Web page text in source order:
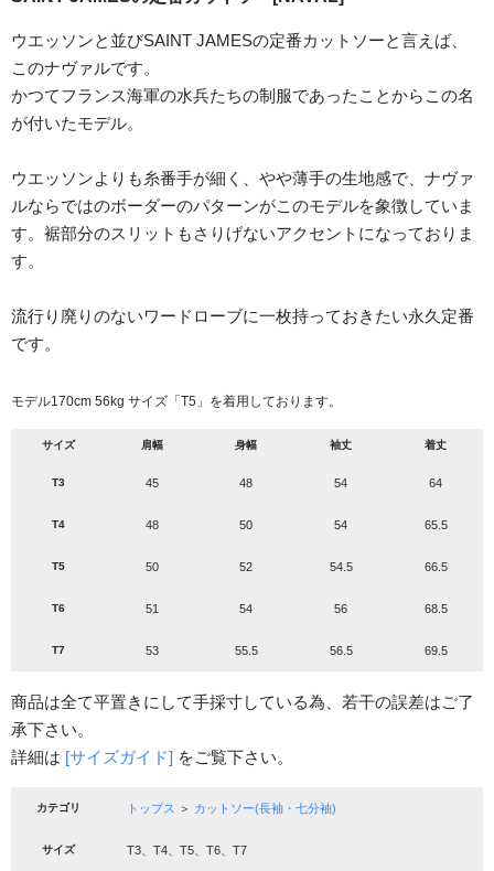
ウエッソンと並びSAINT JAMESの定番カットソーと言えば、
このナヴァルです。
かつてフランス海軍の水兵たちの制服であったことからこの名
が付いたモデル。
ウエッソンよりも糸番手が細く、やや薄手の生地感で、ナヴァ
ルならではのボーダーのパターンがこのモデルを象徴していま
す。裾部分のスリットもさりげないアクセントになっておりま
す。
流行り廃りのないワードローブに一枚持っておきたい永久定番
です。
モデル170cm 56kg サイズ「T5」を着用しております。
サイズ 肩幅 身幅 袖丈 着丈
T3 45 48 54 64
T4 48 50 54 65.5
T5 50 52 54.5 66.5
T6 51 54 56 68.5
T7 53 55.5 56.5 69.5
商品は全て平置きにして手採寸している為、若干の誤差はご了
承下さい。
詳細は [サイズガイド] をご覧下さい。
カテゴリ トップス ＞ カットソー(長袖・七分袖)
サイズ T3、T4、T5、T6、T7